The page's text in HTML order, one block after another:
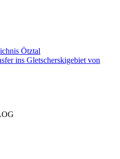
Ötztal
ins Gletscherskigebiet von